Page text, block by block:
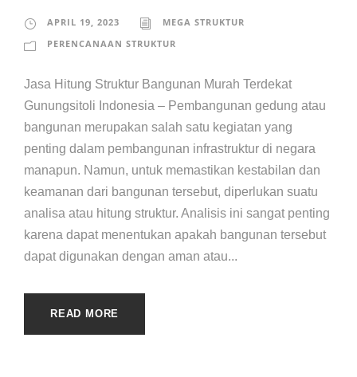
APRIL 19, 2023
MEGA STRUKTUR
PERENCANAAN STRUKTUR
Jasa Hitung Struktur Bangunan Murah Terdekat
Gunungsitoli Indonesia – Pembangunan gedung atau
bangunan merupakan salah satu kegiatan yang
penting dalam pembangunan infrastruktur di negara
manapun. Namun, untuk memastikan kestabilan dan
keamanan dari bangunan tersebut, diperlukan suatu
analisa atau hitung struktur. Analisis ini sangat penting
karena dapat menentukan apakah bangunan tersebut
dapat digunakan dengan aman atau...
READ MORE